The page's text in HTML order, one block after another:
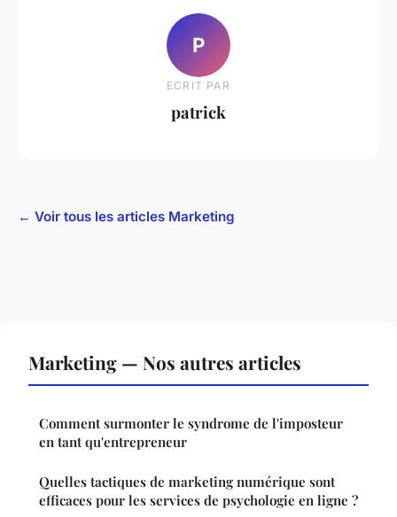
P
ECRIT PAR
patrick
← Voir tous les articles Marketing
Marketing — Nos autres articles
Comment surmonter le syndrome de l'imposteur
en tant qu'entrepreneur
Quelles tactiques de marketing numérique sont
efficaces pour les services de psychologie en ligne ?